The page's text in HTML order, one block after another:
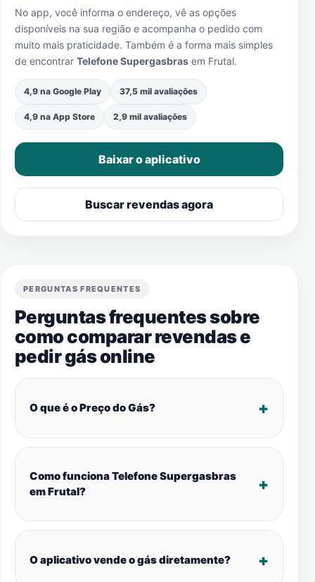
No app, você informa o endereço, vê as opções
disponíveis na sua região e acompanha o pedido com
muito mais praticidade. Também é a forma mais simples
de encontrar Telefone Supergasbras em Frutal.
4,9 na Google Play 37,5 mil avaliações
4,9 na App Store 2,9 mil avaliações
Baixar o aplicativo
Buscar revendas agora
PERGUNTAS FREQUENTES
Perguntas frequentes sobre
como comparar revendas e
pedir gás online
O que é o Preço do Gás?
Como funciona Telefone Supergasbras
em Frutal?
O aplicativo vende o gás diretamente?